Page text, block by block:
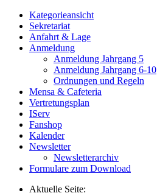
Kategorieansicht
Sekretariat
Anfahrt & Lage
Anmeldung
Anmeldung Jahrgang 5
Anmeldung Jahrgang 6-10
Ordnungen und Regeln
Mensa & Cafeteria
Vertretungsplan
IServ
Fanshop
Kalender
Newsletter
Newsletterarchiv
Formulare zum Download
Aktuelle Seite: